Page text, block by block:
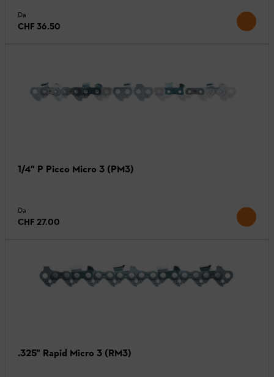
Da
CHF 36.50
1/4" P Picco Micro 3 (PM3)
Da
CHF 27.00
.325" Rapid Micro 3 (RM3)